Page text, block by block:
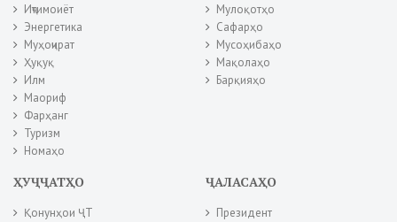
Иҷтимоиёт
Энергетика
Муҳоҷират
Ҳуқуқ
Илм
Маориф
Фарҳанг
Туризм
Номаҳо
Мулоқотҳо
Сафарҳо
Мусоҳибаҳо
Мақолаҳо
Барқияҳо
ҲУҶҶАТҲО
Қонунҳои ҶТ
ҶАЛАСАҲО
Президент